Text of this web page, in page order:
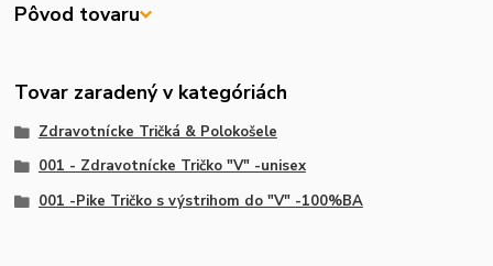
Pôvod tovaru
Tovar zaradený v kategóriách
Zdravotnícke Tričká & Polokošele
001 - Zdravotnícke Tričko "V" -unisex
001 -Pike Tričko s výstrihom do "V" -100%BA